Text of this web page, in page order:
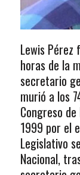
Lewis Pérez
horas de la
secretario
murió a los
Congreso
1999 por el
Legislativo
Nacional,